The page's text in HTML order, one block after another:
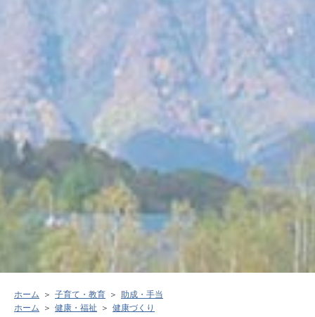
ホーム 子育て・教育
助成・手当
ホーム
健康・福祉 健康づくり